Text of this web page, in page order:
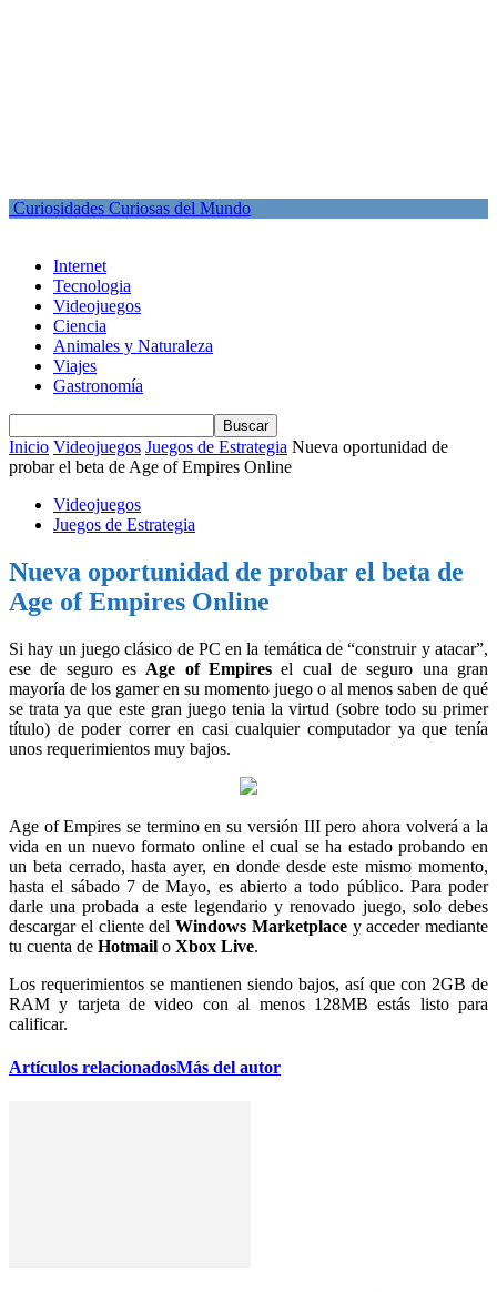
Curiosidades Curiosas del Mundo
Internet
Tecnologia
Videojuegos
Ciencia
Animales y Naturaleza
Viajes
Gastronomía
Inicio Videojuegos Juegos de Estrategia Nueva oportunidad de
probar el beta de Age of Empires Online
Videojuegos
Juegos de Estrategia
Nueva oportunidad de probar el beta de
Age of Empires Online
Si hay un juego clásico de PC en la temática de “construir y atacar”,
ese de seguro es Age of Empires el cual de seguro una gran
mayoría de los gamer en su momento juego o al menos saben de qué
se trata ya que este gran juego tenia la virtud (sobre todo su primer
título) de poder correr en casi cualquier computador ya que tenía
unos requerimientos muy bajos.
Age of Empires se termino en su versión III pero ahora volverá a la
vida en un nuevo formato online el cual se ha estado probando en
un beta cerrado, hasta ayer, en donde desde este mismo momento,
hasta el sábado 7 de Mayo, es abierto a todo público. Para poder
darle una probada a este legendario y renovado juego, solo debes
descargar el cliente del Windows Marketplacey acceder mediante
tu cuenta de Hotmail o Xbox Live.
Los requerimientos se mantienen siendo bajos, así que con 2GB de
RAM y tarjeta de video con al menos 128MB estás listo para
calificar.
Artículos relacionadosMás del autor